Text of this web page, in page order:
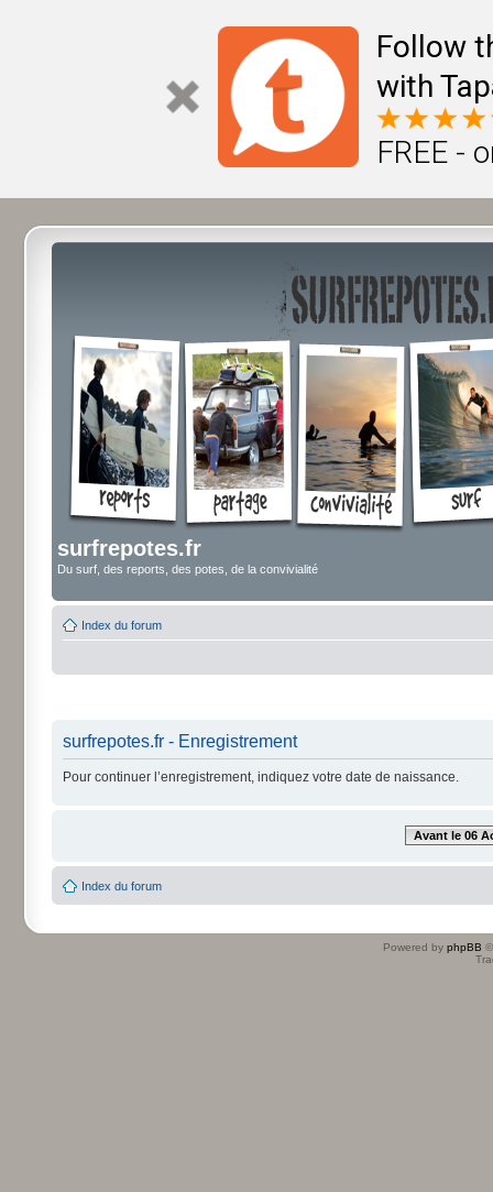
Follow
with
FREE -
surfrepotes.fr
Du surf, des reports, des potes, de la convivialité
Index du forum
surfrepotes.fr - Enregistrement
Pour continuer l’enregistrement, indiquez votre date de naissance.
Avant le 06
Index du forum
Powered by phpBB